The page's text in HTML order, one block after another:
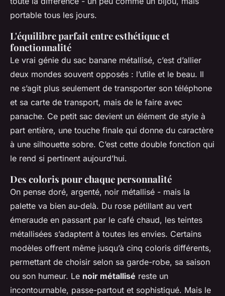
portable tous les jours.
L'équilibre parfait entre esthétique et
fonctionnalité
Le vrai génie du sac banane métallisé, c’est d’allier
deux mondes souvent opposés : l’utile et le beau. Il
ne s’agit plus seulement de transporter son téléphone
et sa carte de transport, mais de le faire avec
panache. Ce petit sac devient un élément de style à
part entière, une touche finale qui donne du caractère
à une silhouette sobre. C’est cette double fonction qui
le rend si pertinent aujourd’hui.
Des coloris pour chaque personnalité
On pense doré, argenté, noir métallisé - mais la
palette va bien au-delà. Du rose pétillant au vert
émeraude en passant par le café chaud, les teintes
métallisées s’adaptent à toutes les envies. Certains
modèles offrent même jusqu’à cinq coloris différents,
permettant de choisir selon sa garde-robe, sa saison
ou son humeur. Le noir métallisé reste un
incontournable, passe-partout et sophistiqué. Mais le